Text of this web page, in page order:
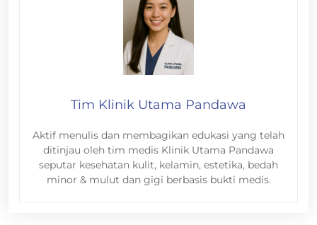
Tim Klinik Utama Pandawa
Aktif menulis dan membagikan edukasi yang telah
ditinjau oleh tim medis Klinik Utama Pandawa
seputar kesehatan kulit, kelamin, estetika, bedah
minor & mulut dan gigi berbasis bukti medis.